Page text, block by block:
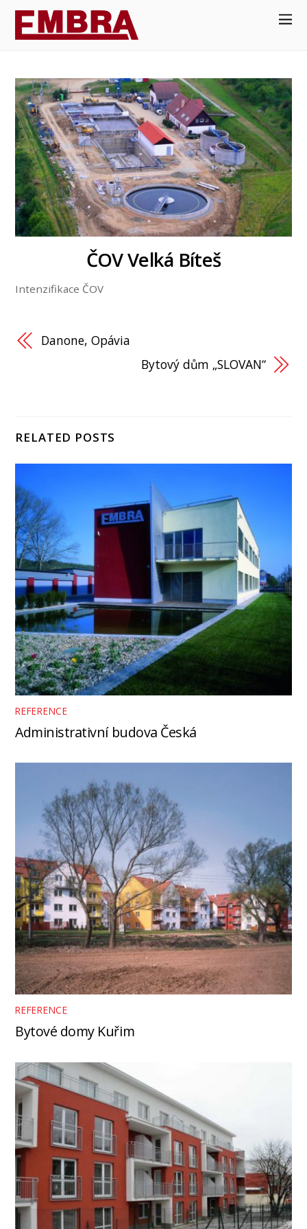
ČOV Velká Bíteš
Intenzifikace ČOV
Danone, Opávia
Bytový dům „SLOVAN“
RELATED POSTS
REFERENCE
Administrativní budova Česká
REFERENCE
Bytové domy Kuřim